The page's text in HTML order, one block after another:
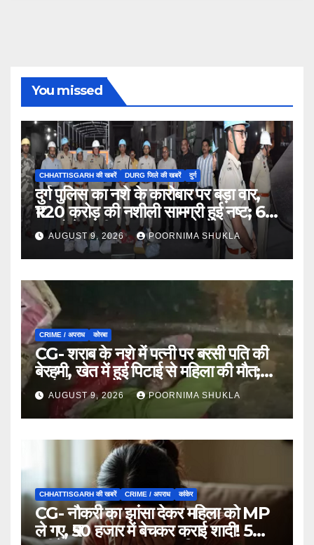
You missed
CHHATTISGARH की खबरें DURG जिले की खबरें दुर्ग
दुर्ग पुलिस का नशे के कारोबार पर बड़ा वार,
₹1.20 करोड़ की नशीली सामग्री हुई नष्ट; 66
मामलों में जब्ती…
AUGUST 9, 2026 POORNIMA SHUKLA
CRIME / अपराध कोरबा
CG- शराब के नशे में पत्नी पर बरसी पति की
बेरहमी, खेत में हुई पिटाई से महिला की मौत;
आरोपी फरार…
AUGUST 9, 2026 POORNIMA SHUKLA
CHHATTISGARH की खबरें CRIME / अपराध कांकेर
CG- नौकरी का झांसा देकर महिला को MP
ले गए, ₹50 हजार में बेचकर कराई शादी! 5